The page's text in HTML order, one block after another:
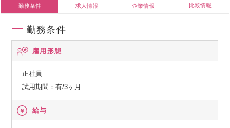
勤務条件 求人情報 企業情報 比較情報
勤務条件
雇用形態
正社員
試用期間：有/3ヶ月
給与